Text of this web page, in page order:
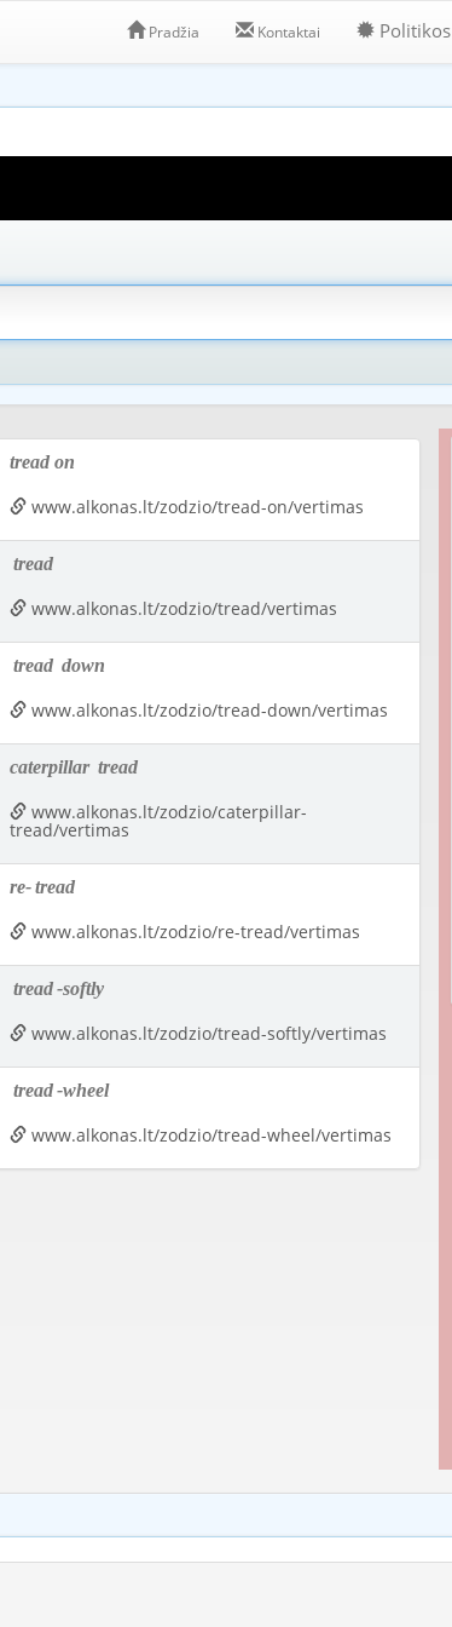
Pradžia Kontaktai Politikos
tread on
www.alkonas.lt/zodzio/tread-on/vertimas
tread
www.alkonas.lt/zodzio/tread/vertimas
tread down
www.alkonas.lt/zodzio/tread-down/vertimas
caterpillar tread
www.alkonas.lt/zodzio/caterpillar-
tread/vertimas
re-tread
www.alkonas.lt/zodzio/re-tread/vertimas
tread-softly
www.alkonas.lt/zodzio/tread-softly/vertimas
tread-wheel
www.alkonas.lt/zodzio/tread-wheel/vertimas